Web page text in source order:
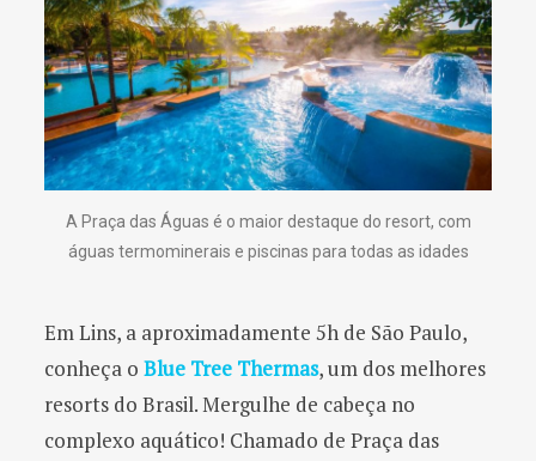
A Praça das Águas é o maior destaque do resort, com
águas termominerais e piscinas para todas as idades
Em Lins, a aproximadamente 5h de São Paulo,
conheça o Blue Tree Thermas, um dos melhores
resorts do Brasil. Mergulhe de cabeça no
complexo aquático! Chamado de Praça das